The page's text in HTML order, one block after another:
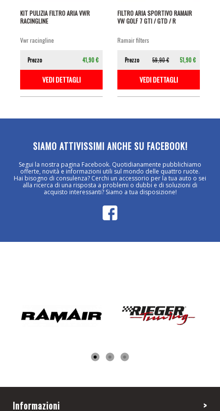
KIT PULIZIA FILTRO ARIA VWR
RACINGLINE
vwr racingline
Prezzo 41,90 €
VEDI DETTAGLI
FILTRO ARIA SPORTIVO RAMAIR
VW GOLF 7 GTI / GTD / R
ramair filters
Prezzo 59,90 € 51,90 €
VEDI DETTAGLI
SIAMO ATTIVISSIMI ANCHE SU FACEBOOK!
Segui la nostra pagina Facebook. Quotidianamente pubblichiamo
offerte, novità e informazioni utili sul mondo delle quattro ruote.
Hai bisogno di consulenza? Cerchi un accessorio per la tua auto o sei
alla ricerca di una risposta a problemi o dubbi e di soluzioni di
acquisto interessanti? Siamo a tua disposizione!
Informazioni